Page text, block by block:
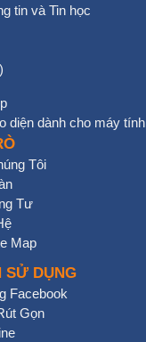
tin và Tin học
diện dành cho máy tính
Tôi
Tư
Map
SỬ DỤNG
Facebook
Gọn